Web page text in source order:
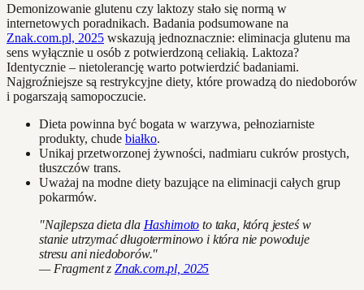
Demonizowanie glutenu czy laktozy stało się normą w
internetowych poradnikach. Badania podsumowane na
Znak.com.pl, 2025 wskazują jednoznacznie: eliminacja glutenu ma
sens wyłącznie u osób z potwierdzoną celiakią. Laktoza?
Identycznie – nietolerancję warto potwierdzić badaniami.
Najgroźniejsze są restrykcyjne diety, które prowadzą do niedoborów
i pogarszają samopoczucie.
Dieta powinna być bogata w warzywa, pełnoziarniste
produkty, chude białko.
Unikaj przetworzonej żywności, nadmiaru cukrów prostych,
tłuszczów trans.
Uważaj na modne diety bazujące na eliminacji całych grup
pokarmów.
"Najlepsza dieta dla Hashimoto to taka, którą jesteś w
stanie utrzymać długoterminowo i która nie powoduje
stresu ani niedoborów."
— Fragment z Znak.com.pl, 2025